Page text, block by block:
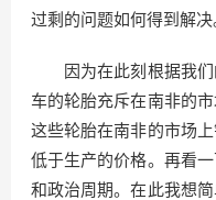
过剩的问题如何得到解决
因为在此刻根据我们
车的轮胎充斥在南非的
这些轮胎在南非的市场
低于生产的价格。再看
和政治周期。在此我想